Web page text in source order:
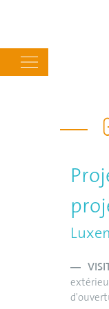
navigation